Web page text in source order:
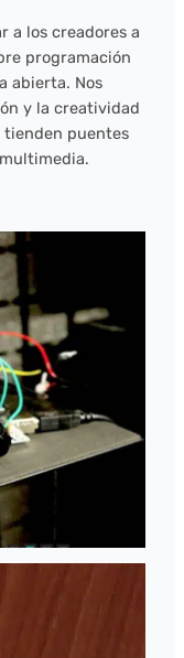
a los creadores a
programación
abierta. Nos
y la creatividad
puentes